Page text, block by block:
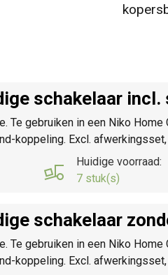
schakelaar
Te gebruiken in een Niko
koppeling. Excl.
Huidige voorraad:
7 stuk(s)
schakelaar
Te gebruiken in een Niko
koppeling. Excl.